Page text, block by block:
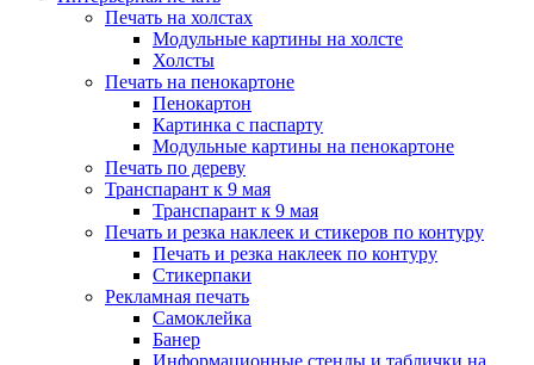
Печать на холстах
Модульные картины на холсте
Холсты
Печать на пенокартоне
Пенокартон
Картинка с паспарту
Модульные картины на пенокартоне
Печать по дереву
Транспарант к 9 мая
Транспарант к 9 мая
Печать и резка наклеек и стикеров по контуру
Печать и резка наклеек по контуру
Стикерпаки
Рекламная печать
Самоклейка
Банер
Информационные стенды и таблички на